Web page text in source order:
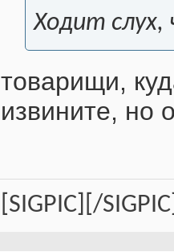
Ходит
товарищи,
извините, но
[SIGPIC][/